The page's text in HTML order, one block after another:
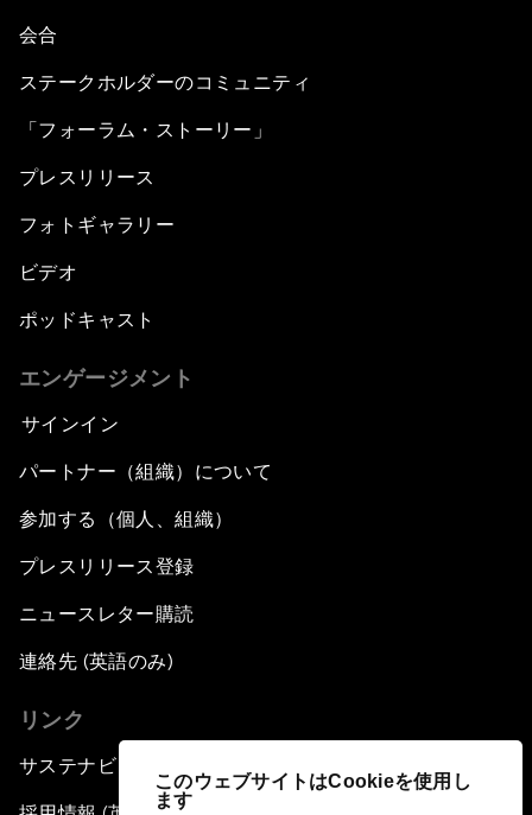
このウェブサイトはCookieを使用し
ます
会合
ステークホルダーのコミュニティ
「フォーラム・ストーリー」
プレスリリース
フォトギャラリー
ビデオ
ポッドキャスト
エンゲージメント
サインイン
パートナー（組織）について
参加する（個人、組織）
プレスリリース登録
ニュースレター購読
連絡先 (英語のみ)
リンク
サステナビリティへの取り組み